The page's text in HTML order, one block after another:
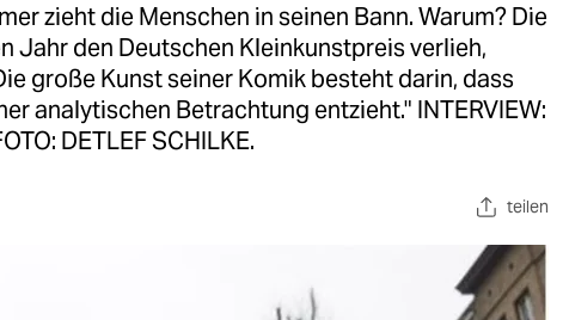
zieht die Menschen in seinen Bann. Warum? Die
Jahr den Deutschen Kleinkunstpreis verlieh,
große Kunst seiner Komik besteht darin, dass
analytischen Betrachtung entzieht." INTERVIEW:
DETLEF SCHILKE.
teilen